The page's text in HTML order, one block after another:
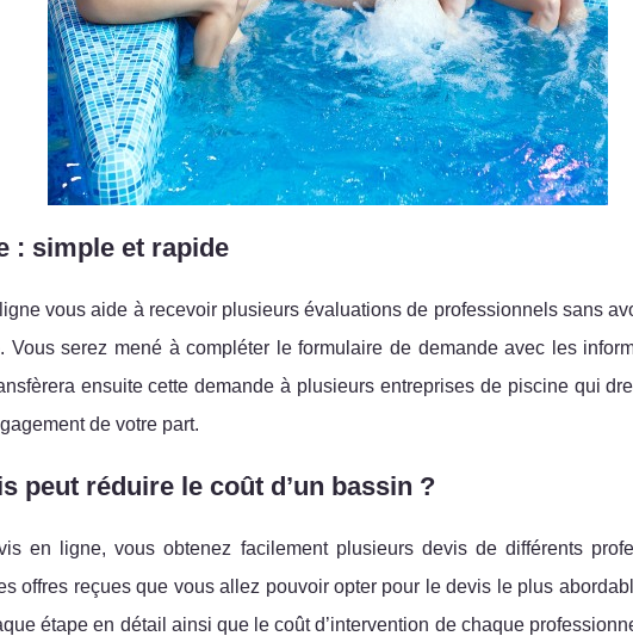
: simple et rapide
vous aide à recevoir plusieurs évaluations de professionnels sans
Vous serez mené à compléter le formulaire de demande avec les
ensuite cette demande à plusieurs entreprises de piscine qui
de votre part.
peut réduire le coût d’un bassin ?
en ligne, vous obtenez facilement plusieurs devis de différents
offres reçues que vous allez pouvoir opter pour le devis le plus
étape en détail ainsi que le coût d’intervention de chaque